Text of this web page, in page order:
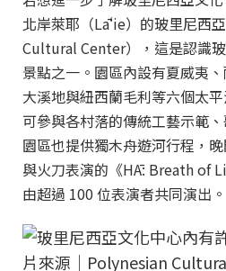
北岸萊耶（Lāʻie）的玻里尼西
Cultural Center），這是認識
景點之一。園區內設有夏威夷
大溪地與紐西蘭毛利等六個太
可參與各村落的傳統工藝示範
園區也提供獨木舟遊河行程，
與火刀表演的《HĀ: Breath of
由超過 100 位表演者共同演出。